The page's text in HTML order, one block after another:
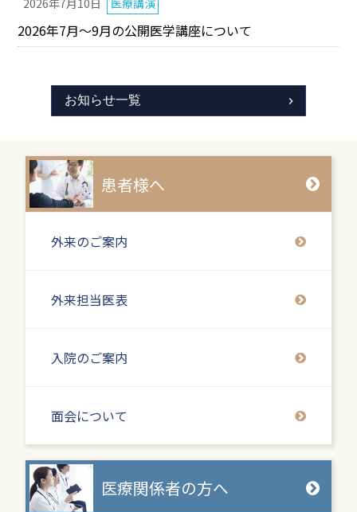
2026年7月～9月の公開医学講座について
お知らせ一覧
患者様へ
外来のご案内
外来担当医表
入院のご案内
面会について
医療関係者の方へ